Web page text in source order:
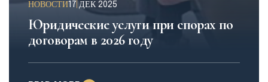
НОВОСТИ 17 ДЕК 2025
Юридические услуги при спорах по
договорам в 2026 году